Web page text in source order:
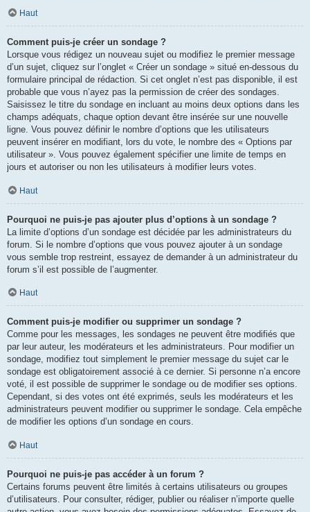
Haut
Comment puis-je créer un sondage ?
Lorsque vous rédigez un nouveau sujet ou modifiez le premier message
d’un sujet, cliquez sur l’onglet « Créer un sondage » situé en-dessous du
formulaire principal de rédaction. Si cet onglet n’est pas disponible, il est
probable que vous n’ayez pas la permission de créer des sondages.
Saisissez le titre du sondage en incluant au moins deux options dans les
champs adéquats, chaque option devant être insérée sur une nouvelle
ligne. Vous pouvez définir le nombre d’options que les utilisateurs
peuvent insérer en modifiant, lors du vote, le nombre des « Options par
utilisateur ». Vous pouvez également spécifier une limite de temps en
jours et autoriser ou non les utilisateurs à modifier leurs votes.
Haut
Pourquoi ne puis-je pas ajouter plus d’options à un sondage ?
La limite d’options d’un sondage est décidée par les administrateurs du
forum. Si le nombre d’options que vous pouvez ajouter à un sondage
vous semble trop restreint, essayez de demander à un administrateur du
forum s’il est possible de l’augmenter.
Haut
Comment puis-je modifier ou supprimer un sondage ?
Comme pour les messages, les sondages ne peuvent être modifiés que
par leur auteur, les modérateurs et les administrateurs. Pour modifier un
sondage, modifiez tout simplement le premier message du sujet car le
sondage est obligatoirement associé à ce dernier. Si personne n’a encore
voté, il est possible de supprimer le sondage ou de modifier ses options.
Cependant, si des votes ont été exprimés, seuls les modérateurs et les
administrateurs peuvent modifier ou supprimer le sondage. Cela empêche
de modifier les options d’un sondage en cours.
Haut
Pourquoi ne puis-je pas accéder à un forum ?
Certains forums peuvent être limités à certains utilisateurs ou groupes
d’utilisateurs. Pour consulter, rédiger, publier ou réaliser n’importe quelle